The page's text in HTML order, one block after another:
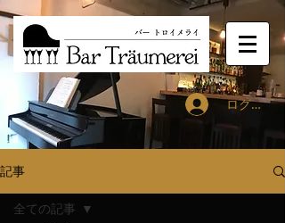
ログイン
記事
全ての記事